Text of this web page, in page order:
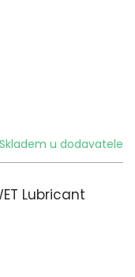
Skladem u dodavatele
Lubricant